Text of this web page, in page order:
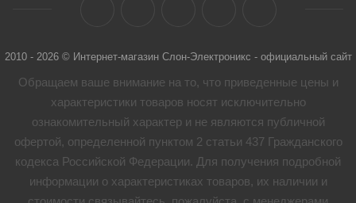
2010 - 2026 © Интернет-магазин Слон-Электроникс - официальный сайт
Обращаем ваше внимание на то, что приведенные цены и
характеристики товaров носят исключительно
ознакомительный характер и не являются публичной
офертой, определенной пунктом 2 статьи 437 Гражданского
кодекса Российской Федерации. Для получения подробной
информации о характеристиках товaров, их наличии и